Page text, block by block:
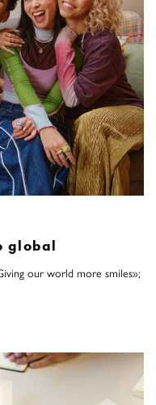
global
our world more smiles»;